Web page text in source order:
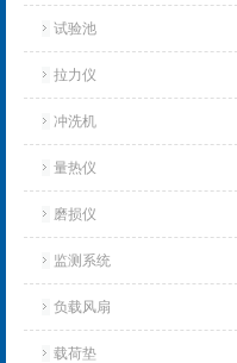
试验池
拉力仪
冲洗机
量热仪
磨损仪
监测系统
负载风扇
载荷垫